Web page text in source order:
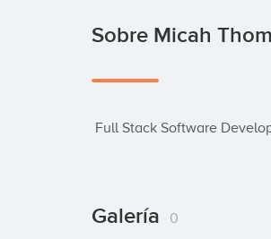
Sobre Micah
Full Stack Software
Galería 0